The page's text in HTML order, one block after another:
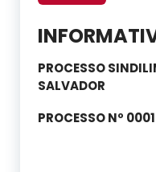
PROCESSO
SALVADOR
PROCESSO Nº